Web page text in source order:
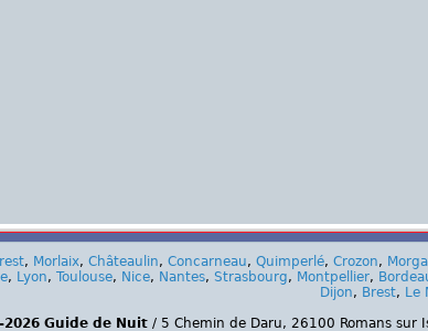
, Morlaix, Châteaulin, Concarneau, Quimperlé, Crozon,
, Lyon, Toulouse, Nice, Nantes, Strasbourg, Montpellier,
Dijon, Brest, Le
Guide de Nuit/ 5 Chemin de Daru, 26100 Romans sur